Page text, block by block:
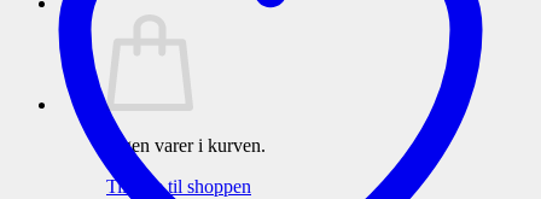
Ingen varer i kurven.
Tilbage til shoppen